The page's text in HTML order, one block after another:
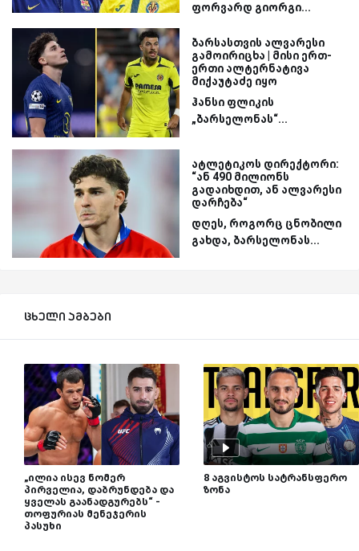
ფორვარდ გიორგი...
ბარსასთვის ალვარესი
გამოირიცხა | მისი ერთ-
ერთი ალტერნატივა
მიქაუტაძე იყო
ჰანსი ფლიკის
„ბარსელონას“...
ატლეტიკოს დირექტორი:
“ან 490 მილიონს
გადაიხდით, ან ალვარესი
დარჩება“
დღეს, როგორც ცნობილი
გახდა, ბარსელონას...
ცხელი ამბები
„ილია ისევ ნომერ
პირველია, დაბრუნდება და
ყველას გაანადგურებს“ -
თოფურიას მენეჯერის
პასუხი
8 აგვისტოს სატრანსფერო
ზონა